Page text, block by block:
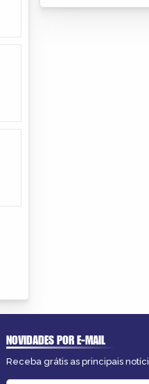
NOVIDADES POR E-MAIL
Receba grátis as principais